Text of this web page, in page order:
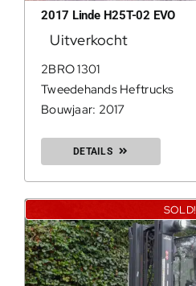
2017 Linde H25T-02 EVO
Uitverkocht
2BRO 1301
Tweedehands Heftrucks
Bouwjaar: 2017
DETAILS
SOLD!